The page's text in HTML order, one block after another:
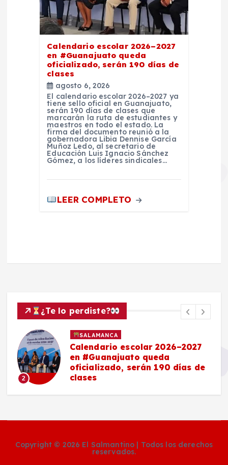
Calendario escolar 2026–2027
en #Guanajuato queda
oficializado, serán 190 días de
clases
agosto 6, 2026
El calendario escolar 2026–2027 ya
tiene sello oficial en Guanajuato,
serán 190 días de clases que
marcarán la ruta de estudiantes y
maestros en todo el estado. La
firma del documento reunió a la
gobernadora Libia Dennise García
Muñoz Ledo, al secretario de
Educación Luis Ignacio Sánchez
Gómez, a los líderes sindicales…
LEER COMPLETO
¿Te lo perdiste?
2
SALAMANCA
Calendario escolar 2026–2027
en #Guanajuato queda
oficializado, serán 190 días de
clases
Copyright © 2026 El Salmantino | Todos los derechos
reservados.